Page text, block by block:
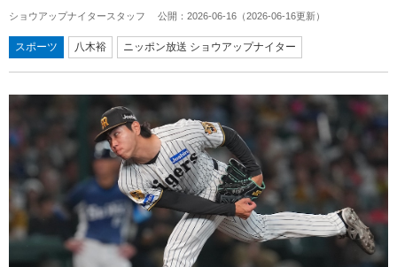
ショウアップナイタースタッフ 公開： 2026-06-16 （2026-06-16更新）
スポーツ 八木裕 ニッポン放送 ショウアップナイター